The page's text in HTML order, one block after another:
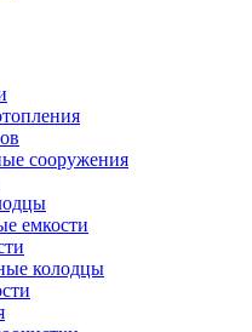
сооружения
емкости
колодцы